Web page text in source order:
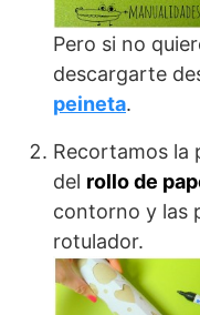
Pero si no
descargarte
peineta.
Recortamos la
del rollo de
contorno y las
rotulador.